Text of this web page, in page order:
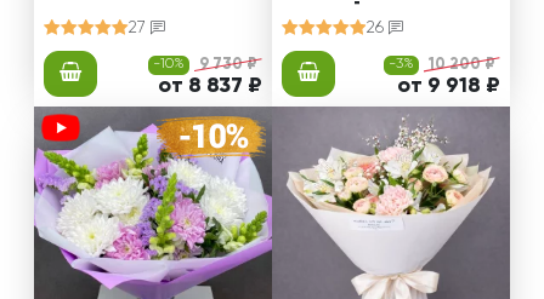
27
-10% 9 730 ₽
от 8 837 ₽
ромерий и калл
26
-3% 10 200 ₽
от 9 918 ₽